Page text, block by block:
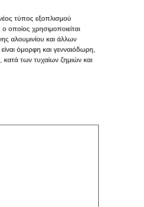
τύπος εξοπλισμού
οποίος χρησιμοποιείται
αλουμινίου και άλλων
όμορφη και γενναιόδωρη,
κατά των τυχαίων ζημιών και